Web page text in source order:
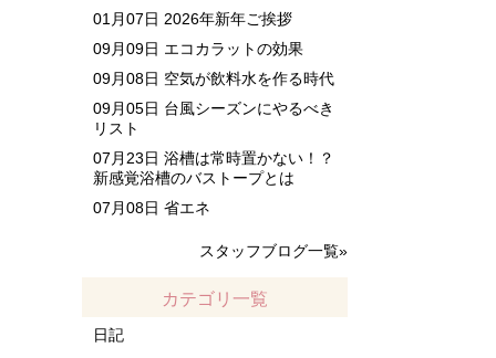
01月07日 2026年新年ご挨拶
09月09日 エコカラットの効果
09月08日 空気が飲料水を作る時代
09月05日 台風シーズンにやるべき
リスト
07月23日 浴槽は常時置かない！？
新感覚浴槽のバストープとは
07月08日 省エネ
スタッフブログ一覧»
カテゴリ一覧
日記